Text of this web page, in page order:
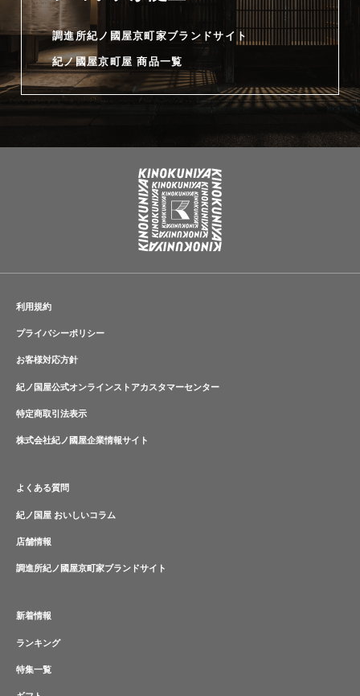
調進所紀ノ國屋京町家ブランドサイト
紀ノ國屋京町屋 商品一覧
利用規約
プライバシーポリシー
お客様対応方針
紀ノ国屋公式オンラインストアカスタマーセンター
特定商取引法表示
株式会社紀ノ國屋企業情報サイト
よくある質問
紀ノ国屋 おいしいコラム
店舗情報
調進所紀ノ國屋京町家ブランドサイト
新着情報
ランキング
特集一覧